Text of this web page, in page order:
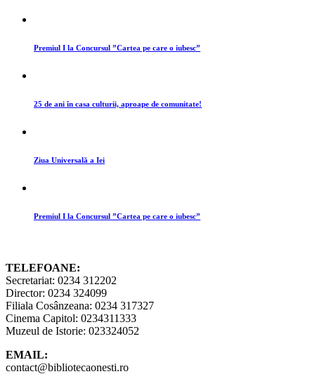
Premiul I la Concursul ”Cartea pe care o iubesc”
25 de ani în casa culturii, aproape de comunitate!
Ziua Universală a Iei
Premiul I la Concursul ”Cartea pe care o iubesc”
TELEFOANE:
Secretariat: 0234 312202
Director: 0234 324099
Filiala Cosânzeana: 0234 317327
Cinema Capitol: 0234311333
Muzeul de Istorie: 023324052
EMAIL:
contact@bibliotecaonesti.ro